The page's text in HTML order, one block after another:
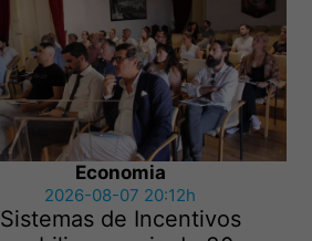
Economia
2026-08-07 20:12h
Sistemas de Incentivos